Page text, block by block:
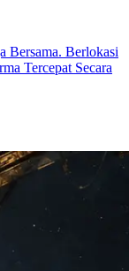
Bersama. Berlokasi
Tercepat Secara